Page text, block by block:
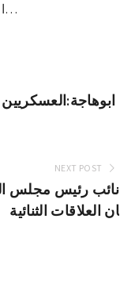
الدولة، وياتي ذلك في ظل التحديات التي…
ابوهاجة:العسكريين
NEXT POST
نائب رئيس مجلس
ان العلاقات الثنائية